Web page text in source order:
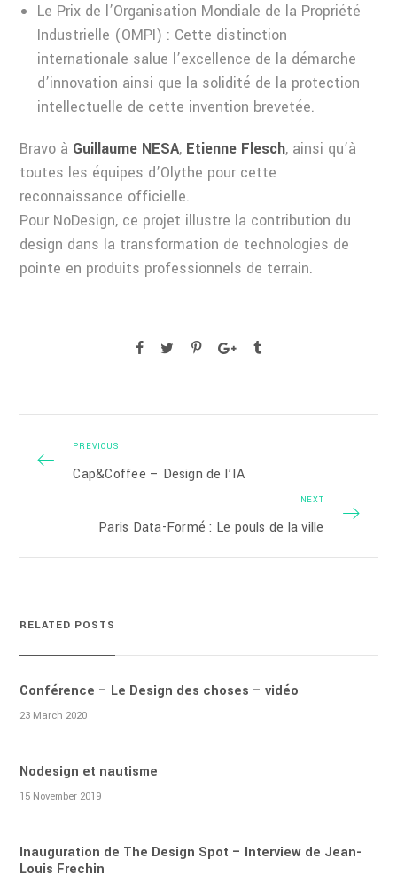
Le Prix de l’Organisation Mondiale de la Propriété
Industrielle (OMPI) : Cette distinction
internationale salue l’excellence de la démarche
d’innovation ainsi que la solidité de la protection
intellectuelle de cette invention brevetée.
Bravo à Guillaume NESA, Etienne Flesch, ainsi qu’à
toutes les équipes d’Olythe pour cette
reconnaissance officielle.
Pour NoDesign, ce projet illustre la contribution du
design dans la transformation de technologies de
pointe en produits professionnels de terrain.
PREVIOUS
Cap&Coffee – Design de l’IA
NEXT
Paris Data-Formé : Le pouls de la ville
RELATED POSTS
Conférence – Le Design des choses – vidéo
23 March 2020
Nodesign et nautisme
15 November 2019
Inauguration de The Design Spot – Interview de Jean-
Louis Frechin